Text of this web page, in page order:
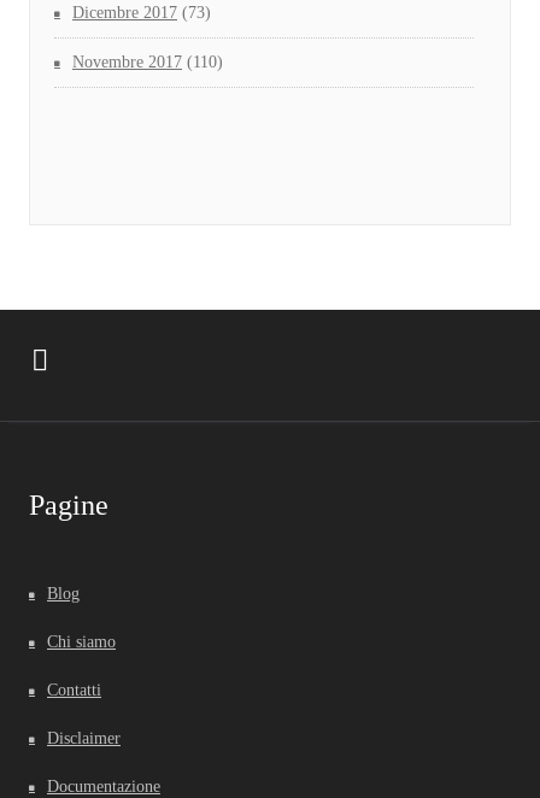
Dicembre 2017 (73)
Novembre 2017 (110)
Pagine
Blog
Chi siamo
Contatti
Disclaimer
Documentazione